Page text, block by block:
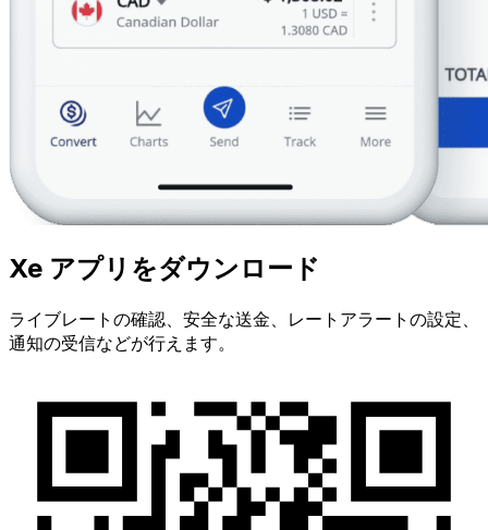
Xe アプリをダウンロード
ライブレートの確認、安全な送金、レートアラートの設定、
通知の受信などが行えます。